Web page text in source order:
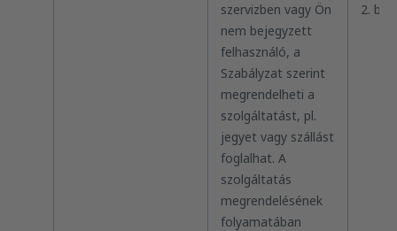
szervizben vagy Ön
nem bejegyzett
felhasználó, a
Szabályzat szerint
megrendelheti a
szolgáltatást, pl.
jegyet vagy szállást
foglalhat. A
szolgáltatás
megrendelésének
folyamatában
2.